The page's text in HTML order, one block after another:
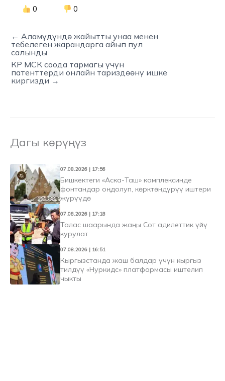
0 0
← Аламүдүндө жайытты унаа менен
тебелеген жарандарга айып пул
салынды
КР МСК соода тармагы үчүн
патенттерди онлайн тариздөөнү ишке
киргизди →
Дагы көрүңүз
07.08.2026 | 17:56
Бишкектеги «Аска-Таш» комплексинде
фонтандар оңдолуп, көрктөндүрүү иштери
жүрүүдө
07.08.2026 | 17:18
Талас шаарында жаңы Сот адилеттик үйү
курулат
07.08.2026 | 16:51
Кыргызстанда жаш балдар үчүн кыргыз
тилдүү «Нуркидс» платформасы иштелип
чыкты